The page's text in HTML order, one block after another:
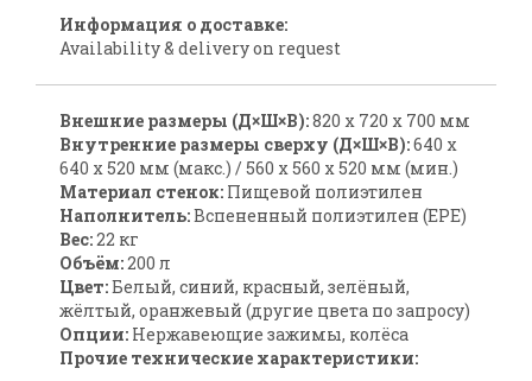
Информация о доставке:
Availability & delivery on request
Внешние размеры (Д×Ш×В):820 x 720 x 700 мм
Внутренние размеры сверху (Д×Ш×В):640 x
640 x 520 мм (макс.) / 560 x 560 x 520 мм (мин.)
Материал стенок: Пищевой полиэтилен
Наполнитель:Вспененный полиэтилен (EPE)
Вес:22 кг
Объём:200 л
Цвет:Белый, синий, красный, зелёный,
жёлтый, оранжевый (другие цвета по запросу)
Опции: Нержавеющие зажимы, колёса
Прочие технические характеристики: